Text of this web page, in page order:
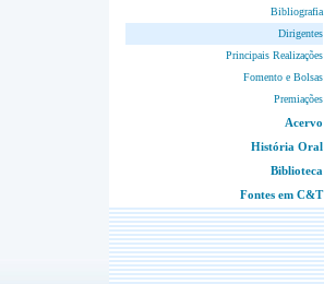
Bibliografia
Dirigentes
Principais Realizações
Fomento e Bolsas
Premiações
Acervo
História Oral
Biblioteca
Fontes em C&T